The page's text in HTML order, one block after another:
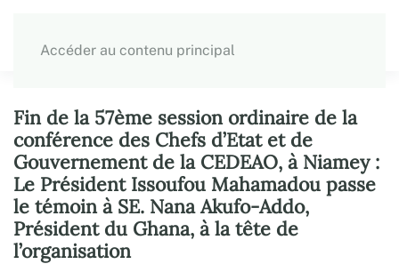
Accéder au contenu principal
Fin de la 57ème session ordinaire de la
conférence des Chefs d’Etat et de
Gouvernement de la CEDEAO, à Niamey :
Le Président Issoufou Mahamadou passe
le témoin à SE. Nana Akufo-Addo,
Président du Ghana, à la tête de
l’organisation